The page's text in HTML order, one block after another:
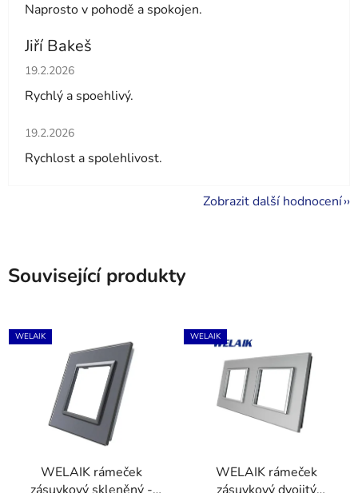
Naprosto v pohodě a spokojen.
Jiří Bakeš
Hodnocení obchodu je 5 z 5 hvězdiček.
19.2.2026
Rychlý a spoehlivý.
Hodnocení obchodu je 5 z 5 hvězdiček.
19.2.2026
Rychlost a spolehlivost.
Zobrazit další hodnocení
Související produkty
WELAIK
WELAIK rámeček
WELAIK
WELAIK rámeček